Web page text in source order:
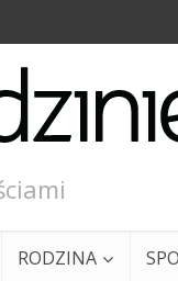
RODZINA